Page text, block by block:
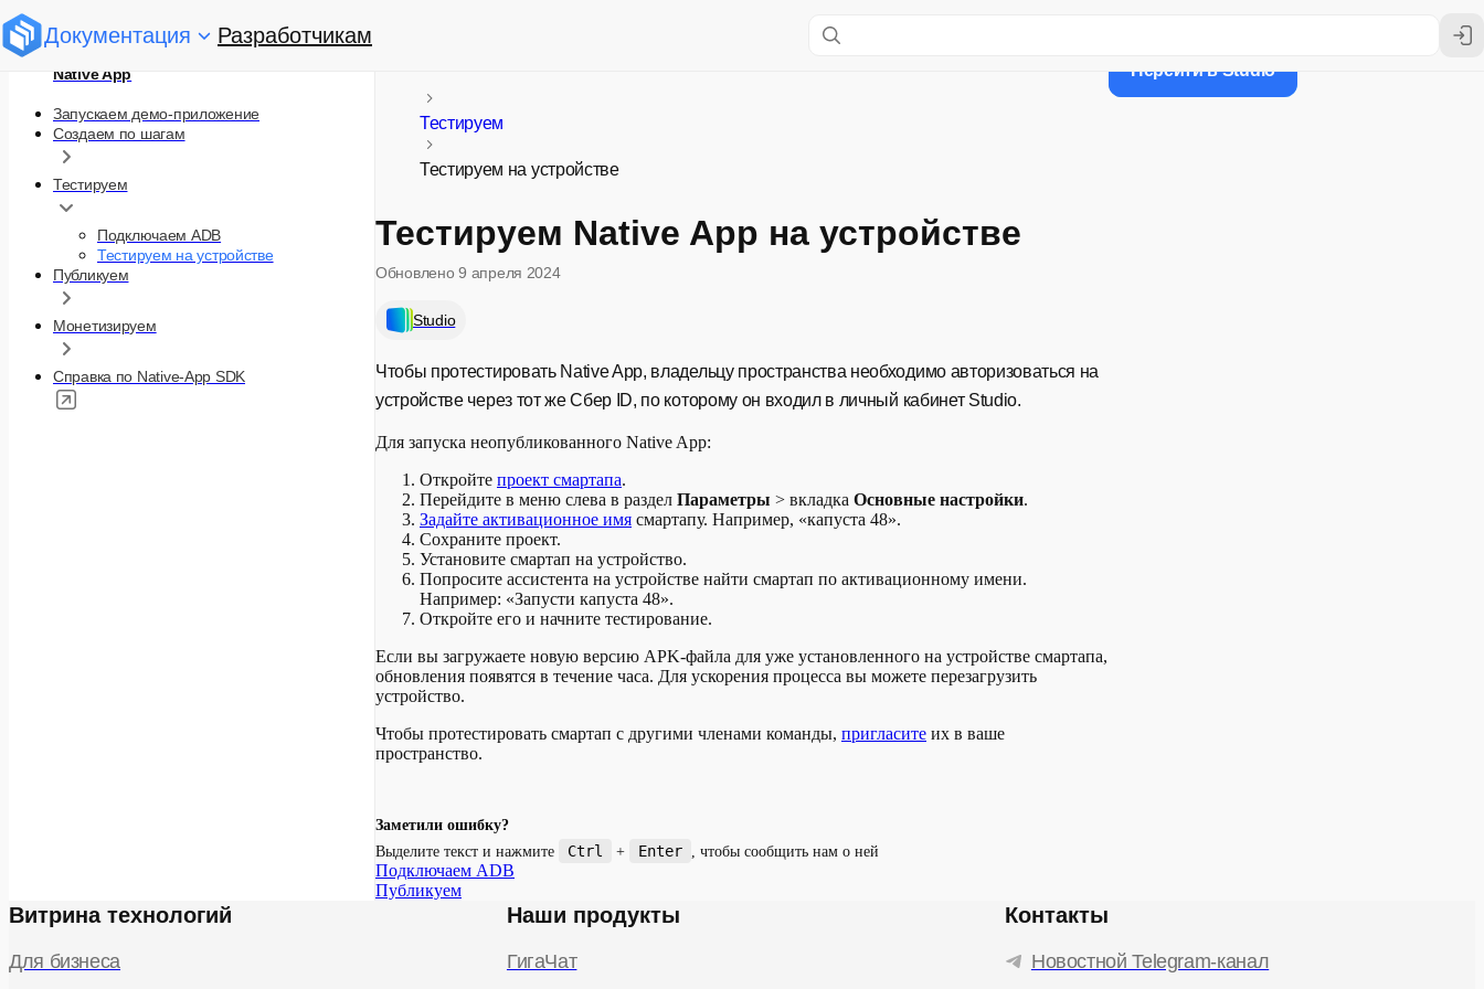
Документация Разработчикам
Native App
Запускаем демо-приложение
Создаем по шагам
Тестируем
Подключаем ADB
Тестируем на устройстве
Публикуем
Монетизируем
Справка по Native-App SDK
Тестируем
Тестируем на устройстве
Тестируем Native App на устройстве
Обновлено 9 апреля 2024
Studio
Чтобы протестировать Native App, владельцу пространства необходимо авторизоваться на
устройстве через тот же Сбер ID, по которому он входил в личный кабинет Studio.
Для запуска неопубликованного Native App:
Откройте проект смартапа.
Перейдите в меню слева в раздел Параметры > вкладка Основные настройки.
Задайте активационное имя смартапу. Например, «капуста 48».
Сохраните проект.
Установите смартап на устройство.
Попросите ассистента на устройстве найти смартап по активационному имени.
Например: «Запусти капуста 48».
Откройте его и начните тестирование.
Если вы загружаете новую версию APK-файла для уже установленного на устройстве смартапа,
обновления появятся в течение часа. Для ускорения процесса вы можете перезагрузить
устройство.
Чтобы протестировать смартап с другими членами команды, пригласите их в ваше
пространство.
Заметили ошибку?
Выделите текст и нажмите
Ctrl + Enter , чтобы сообщить нам о ней
Перейти в Studio
Подключаем ADB
Публикуем
Витрина технологий
Для бизнеса
Наши продукты
ГигаЧат
Контакты
Новостной Telegram-канал